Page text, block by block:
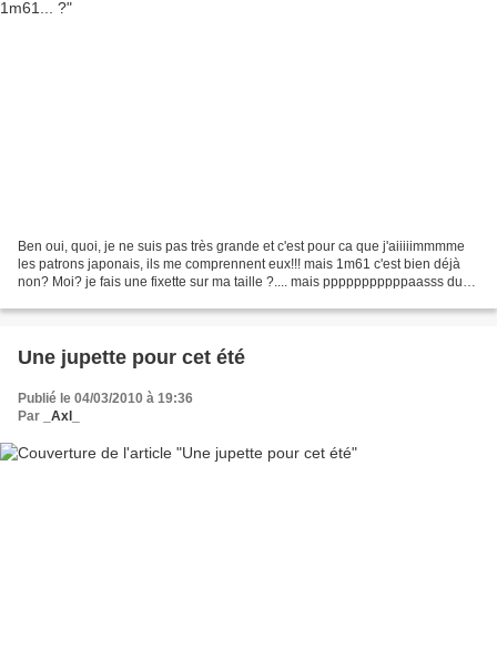
Ben oui, quoi, je ne suis pas très grande et c'est pour ca que j'aiiiiimmmme
les patrons japonais, ils me comprennent eux!!! mais 1m61 c'est bien déjà
non? Moi? je fais une fixette sur ma taille ?.... mais pppppppppppaasss du
Une jupette pour cet été
Publié le 04/03/2010 à 19:36
Par
_Axl_